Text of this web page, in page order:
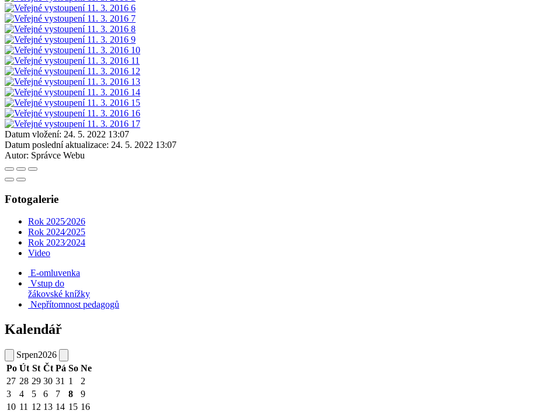
Datum vložení: 24. 5. 2022 13:07
Datum poslední aktualizace: 24. 5. 2022 13:07
Autor: Správce Webu
Fotogalerie
Rok 2025⁄2026
Rok 2024⁄2025
Rok 2023⁄2024
Video
E-omluvenka
Vstup do
žákovské knížky
Nepřítomnost pedagogů
Kalendář
Srpen2026
Po Út St Čt Pá So Ne
27 28 29 30 31 1
2
3
4 5 6 7 8
9
10 11 12 13 14 15 16